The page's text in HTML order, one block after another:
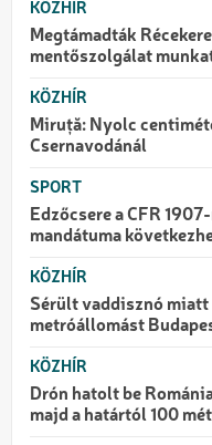
KÖZHÍR
Megtámadták
mentőszolgálat
KÖZHÍR
Miruță: Nyolc
Csernavodánál
SPORT
Edzőcsere a CFR
mandátuma
KÖZHÍR
Sérült vaddisznó miatt
metróállomást
KÖZHÍR
Drón hatolt be
majd a határtól 100